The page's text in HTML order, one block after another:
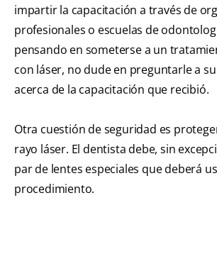
impartir la capacitación a través de
profesionales o escuelas de
pensando en someterse a un
con láser, no dude en preguntarle a
acerca de la capacitación que recibió.
Otra cuestión de seguridad es
rayo láser. El dentista debe, sin
par de lentes especiales que deberá
procedimiento.